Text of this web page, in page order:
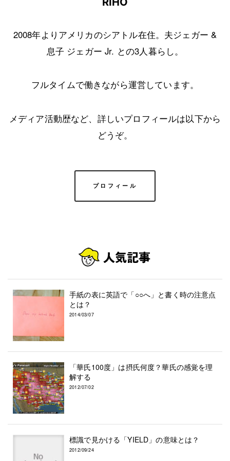
2008年よりアメリカのシアトル在住。夫ジェガー &
息子 ジェガー Jr. との3人暮らし。
フルタイムで働きながら運営しています。
メディア活動歴など、詳しいプロフィールは以下から
どうぞ。
プロフィール
手紙の表に英語で「○○へ」と書く時の注意点
とは？
2014/03/07
「華氏100度」は摂氏何度？華氏の感覚を理
解する
2012/07/02
標識で見かける「YIELD」の意味とは？
2012/09/24